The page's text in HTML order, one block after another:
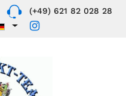
(+49) 621 82 028 28